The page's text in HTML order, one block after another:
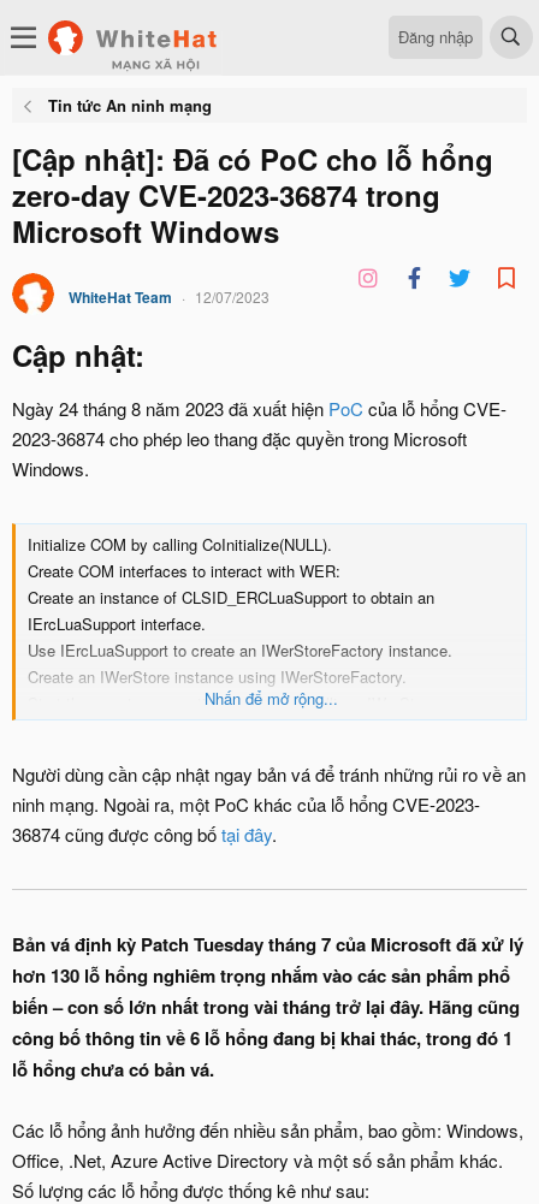
Đăng nhập
Tin tức An ninh mạng
[Cập nhật]: Đã có PoC cho lỗ hổng
zero-day CVE-2023-36874 trong
Microsoft Windows
WhiteHat Team 12/07/2023
Cập nhật:
Ngày 24 tháng 8 năm 2023 đã xuất hiện PoC của lỗ hổng CVE-
2023-36874 cho phép leo thang đặc quyền trong Microsoft
Windows.
Initialize COM by calling CoInitialize(NULL).
Create COM interfaces to interact with WER:
Create an instance of CLSID_ERCLuaSupport to obtain an
IErcLuaSupport interface.
Use IErcLuaSupport to create an IWerStoreFactory instance.
Create an IWerStore instance using IWerStoreFactory.
Start the report enumeration process by calling pIWerStore-
"ReportName" with the actual report name you want to exploit.
Submit the loaded report to trigger the vulnerability by calling
pIWerReport->SubmitReport().
pIWerReport->Release()
pIWerStoreFactory->Release()
pIErcLuaSupport->Release()
Uninitialize COM by calling CoUninitialize().
Nhấn để mở rộng...
Người dùng cần cập nhật ngay bản vá để tránh những rủi ro về an
ninh mạng. Ngoài ra, một PoC khác của lỗ hổng CVE-2023-
36874 cũng được công bốtại đây.
Bản vá định kỳ Patch Tuesday tháng 7 của Microsoft đã xử lý
hơn 130 lỗ hổng nghiêm trọng nhắm vào các sản phẩm phổ
biến – con số lớn nhất trong vài tháng trở lại đây. Hãng cũng
công bố thông tin về 6 lỗ hổng đang bị khai thác, trong đó 1
lỗ hổng chưa có bản vá.
Các lỗ hổng ảnh hưởng đến nhiều sản phẩm, bao gồm: Windows,
Office, .Net, Azure Active Directory và một số sản phẩm khác.
Số lượng các lỗ hổng được thống kê như sau: